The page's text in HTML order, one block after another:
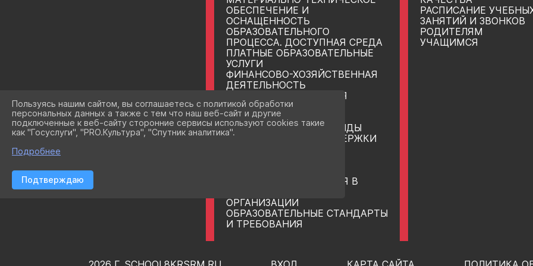
ОБЕСПЕЧЕНИЕ И
ОСНАЩЕННОСТЬ
ОБРАЗОВАТЕЛЬНОГО
ПРОЦЕССА. ДОСТУПНАЯ СРЕДА
ПЛАТНЫЕ ОБРАЗОВАТЕЛЬНЫЕ
УСЛУГИ
ФИНАНСОВО-ХОЗЯЙСТВЕННАЯ
ДЕЯТЕЛЬНОСТЬ
ВАКАНТНЫЕ МЕСТА ДЛЯ
ПРИЕМА (ПЕРЕВОДА)
ОБУЧАЮЩИХСЯ
СТИПЕНДИИ И ИНЫЕ ВИДЫ
МАТЕРИАЛЬНОЙ ПОДДЕРЖКИ
ОРГАНИЗАЦИЯ ПИТАНИЯ В
ОРГАНИЗАЦИИ
ОБРАЗОВАТЕЛЬНЫЕ СТАНДАРТЫ
И ТРЕБОВАНИЯ
РАСПИСАНИЕ
ЗАНЯТИЙ И ЗВОНКОВ
РОДИТЕЛЯМ
УЧАЩИМСЯ
Пользуясь нашим сайтом, вы соглашаетесь с политикой обработки
персональных данных а также с тем что наш веб-сайт и другие
подключенные к веб-сайту сторонние сервисы используют cookies такие
как "Госуслуги", "PRO.Культура", "Спутник аналитика".
Подробнее
Подтверждаю